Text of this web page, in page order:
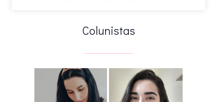
Colunistas